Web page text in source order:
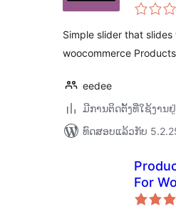
Simple slider that slides
woocommerce Products
eedee
ມີການຕິດຕັ້ງທີ່ໃຊ້ງານ
ທົດສອບແລ້ວກັບ
For
–